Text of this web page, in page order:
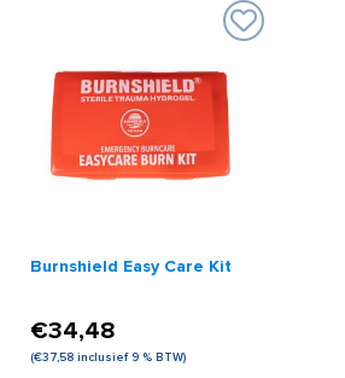
Burnshield Easy Care Kit
€34,48
(€37,58 inclusief 9 % BTW)